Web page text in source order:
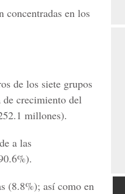
concentradas en los
de los siete grupos
de crecimiento del
millones).
a las
(8.8%); así como en